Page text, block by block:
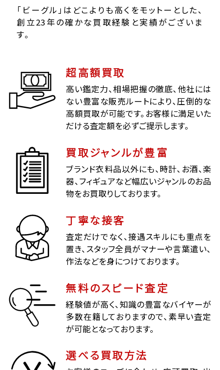
「ビーグル」はどこよりも高くをモットーとした、
創立23年の確かな買取経験と実績がございま
す。
超高額買取
高い鑑定力、相場把握の徹底、他社には
ない豊富な販売ルートにより、圧倒的な
高額買取が可能です。お客様に満足いた
だける査定額を必ずご提示します。
買取ジャンルが豊富
ブランド衣料品以外にも、時計、お酒、楽
器、フィギュアなど幅広いジャンルのお品
物をお買取りしております。
丁寧な接客
査定だけでなく、接遇スキルにも重点を
置き、スタッフ全員がマナーや言葉遣い、
作法などを身につけております。
無料のスピード査定
経験値が高く、知識の豊富なバイヤーが
多数在籍しておりますので、素早い査定
が可能となっております。
選べる買取方法